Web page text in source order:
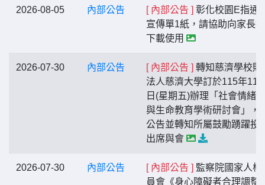
2026-08-05 內部公告 [ 內部公告 ] 彰化校園E指通
宣傳單1紙，請協助向家長
下載使用
2026-07-30 內部公告 [ 內部公告 ] 轉知慈濟學校財
法人慈濟大學訂於115年11
日(星期五)辦理「社會情緒
與生命教育學術研討會」，
公告並轉知所屬鼓勵踴躍投
出席與會
2026-07-30 內部公告 [ 內部公告 ] 監察院國家人權
員會《身心障礙者合理調整